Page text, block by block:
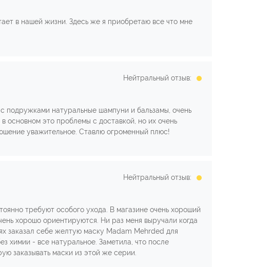
в нашей жизни. Здесь же я приобретаю все что мне
Нейтральный отзыв:
подружками натуральные шампуни и бальзамы, очень
основном это проблемы с доставкой, но их очень
уважительное. Ставлю огроменный плюс!
Нейтральный отзыв:
требуют особого ухода. В магазине очень хороший
хорошо ориентируются. Ни раз меня выручали когда
заказал себе желтую маску Madam Mehrded для
химии - все натуральное. Заметила, что после
заказывать маски из этой же серии.